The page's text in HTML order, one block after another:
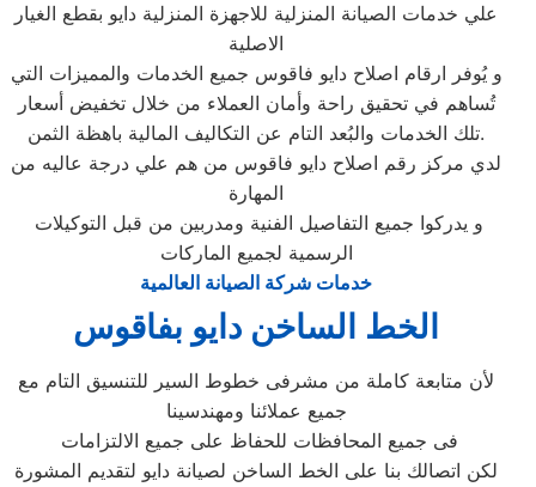
علي خدمات الصيانة المنزلية للاجهزة المنزلية دايو بقطع الغيار
الاصلية
و يُوفر ارقام اصلاح دايو فاقوس جميع الخدمات والمميزات التي
تُساهم في تحقيق راحة وأمان العملاء من خلال تخفيض أسعار
تلك الخدمات والبُعد التام عن التكاليف المالية باهظة الثمن.
لدي مركز رقم اصلاح دايو فاقوس من هم علي درجة عاليه من
المهارة
الرسمية لجميع الماركات
خدمات شركة الصيانة العالمية
الخط الساخن دايو بفاقوس
لأن متابعة كاملة من مشرفى خطوط السير للتنسيق التام مع
جميع عملائنا ومهندسينا
فى جميع المحافظات للحفاظ على جميع الالتزامات
لكن اتصالك بنا على الخط الساخن لصيانة دايو لتقديم المشورة